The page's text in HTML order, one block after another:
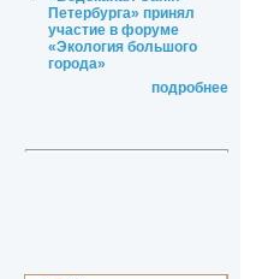
Петербурга» принял
участие в форуме
«Экология большого
города»
подробнее